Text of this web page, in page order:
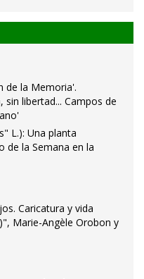
de la Memoria'.
sin libertad... Campos de
L.): Una planta
de la Semana en la
Caricatura y vida
Marie-Angèle Orobon y